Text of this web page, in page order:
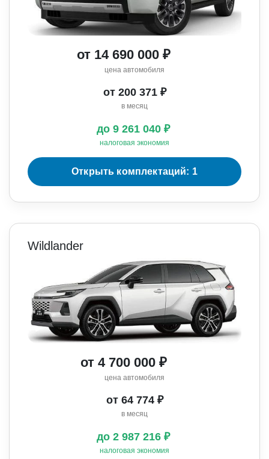
от 14 690 000 ₽
цена автомобиля
от 200 371 ₽
в месяц
до 9 261 040 ₽
налоговая экономия
Открыть комплектаций: 1
Wildlander
от 4 700 000 ₽
цена автомобиля
от 64 774 ₽
в месяц
до 2 987 216 ₽
налоговая экономия